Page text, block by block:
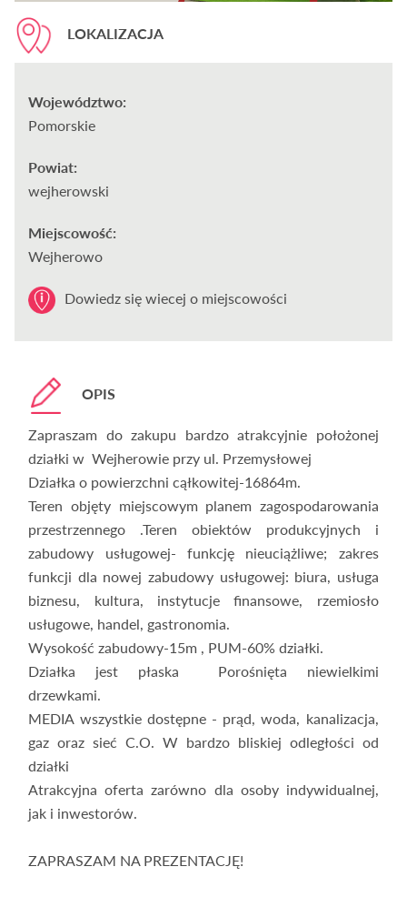
LOKALIZACJA
Województwo:
Pomorskie
Powiat:
wejherowski
Miejscowość:
Wejherowo
Dowiedz się wiecej o miejscowości
OPIS
Zapraszam do zakupu bardzo atrakcyjnie położonej
działki w Wejherowie przy ul. Przemysłowej
Działka o powierzchni cąłkowitej-16864m.
Teren objęty miejscowym planem zagospodarowania
przestrzennego .Teren obiektów produkcyjnych i
zabudowy usługowej- funkcję nieuciążliwe; zakres
funkcji dla nowej zabudowy usługowej: biura, usługa
biznesu, kultura, instytucje finansowe, rzemiosło
usługowe, handel, gastronomia.
Wysokość zabudowy-15m , PUM-60% działki.
Działka jest płaska Porośnięta niewielkimi
drzewkami.
MEDIA wszystkie dostępne - prąd, woda, kanalizacja,
gaz oraz sieć C.O. W bardzo bliskiej odległości od
działki
Atrakcyjna oferta zarówno dla osoby indywidualnej,
jak i inwestorów.
ZAPRASZAM NA PREZENTACJĘ!